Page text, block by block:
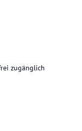
zugänglich